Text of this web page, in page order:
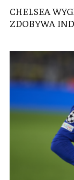
CHELSEA
ZDOBYWA